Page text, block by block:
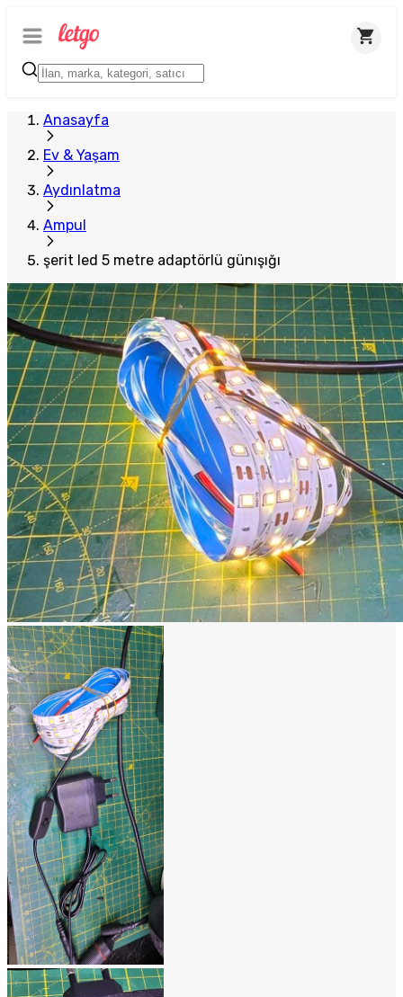
Anasayfa
Ev & Yaşam
Aydınlatma
Ampul
şerit led 5 metre adaptörlü günışığı
Plus Satıcı